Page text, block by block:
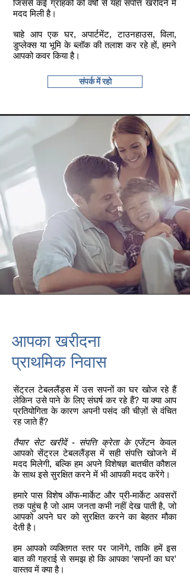
जिससे कई ग्राहकों को वर्षों से यहां संपत्ति खरीदने में
मदद मिली है।
चाहे आप एक घर, अपार्टमेंट, टाउनहाउस, विला,
डुप्लेक्स या भूमि के ब्लॉक की तलाश कर रहे हों, हमने
आपको कवर किया है।​
संपर्क में रहो
आपका खरीदना
प्राथमिक निवास
सेंट्रल टेबललैंड्स में उस सपनों का घर खोज रहे हैं
लेकिन उसे पाने के लिए संघर्ष कर रहे हैं? या क्या आप
प्रतियोगिता के कारण अपनी पसंद की चीज़ों से वंचित
रह जाते हैं?
तैयार सेट खरीदें - संपत्ति क्रेता के एजेंटन केवल
आपको सेंट्रल टेबललैंड्स में सही संपत्ति खोजने में
मदद मिलेगी, बल्कि हम अपने विशेषज्ञ बातचीत कौशल
के साथ इसे सुरक्षित करने में भी आपकी मदद करेंगे।
हमारे पास विशेष ऑफ-मार्केट और प्री-मार्केट अवसरों
तक पहुंच है जो आम जनता कभी नहीं देख पाती है, जो
आपको अपने घर को सुरक्षित करने का बेहतर मौका
देती है।
हम आपको व्यक्तिगत स्तर पर जानेंगे, ताकि हमें इस
बात की गहराई से समझ हो कि आपका 'सपनों का घर'
वास्तव में क्या है।